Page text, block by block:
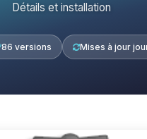
Détails et installation
86 versions Mises à jour